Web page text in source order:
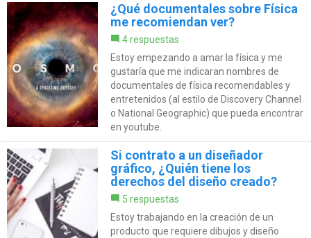
¿Qué documentales sobre Física
me recomiendan ver?
4 respuestas
Estoy empezando a amar la física y me
gustaría que me indicaran nombres de
documentales de física recomendables y
entretenidos (al estilo de Discovery Channel
o National Geographic) que pueda encontrar
en youtube.
Si contrato a un diseñador
gráfico, ¿Quién tiene los
derechos del diseño creado?
5 respuestas
Estoy trabajando en la creación de un
producto que requiere dibujos y diseño